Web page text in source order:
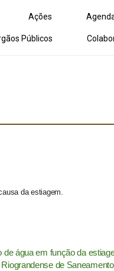
Ações
Públicos
da estiagem.
água em função da
de